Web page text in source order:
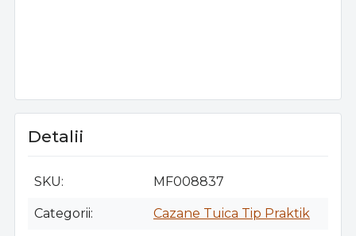
Detalii
SKU MF008837
Categorii Cazane Tuica Tip Praktik